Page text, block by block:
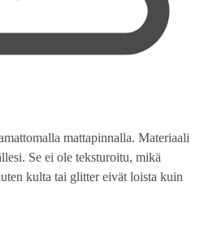
mattapinnalla. Materiaali
Se ei ole teksturoitu, mikä
kulta tai glitter eivät loista kuin